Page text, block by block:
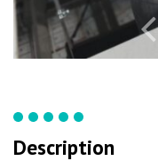
Description